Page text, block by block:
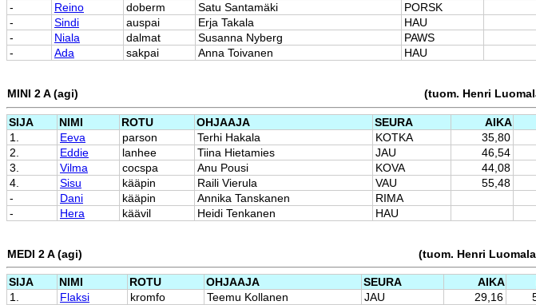
-
Reino doberm Satu Santamäki PORSK
-
Sindi auspai Erja Takala HAU
-
Niala dalmat Susanna Nyberg PAWS
-
Ada sakpai Anna Toivanen HAU
MINI 2 A (agi) (tuom. Henri
SIJA NIMI ROTU OHJAAJA SEURA AIKA
1.
Eeva parson Terhi Hakala KOTKA 35,80
2.
Eddie lanhee Tiina Hietamies JAU 46,54
3.
Vilma cocspa Anu Pousi KOVA 44,08
4.
Sisu kääpin Raili Vierula VAU 55,48
-
Dani kääpin Annika Tanskanen RIMA
-
Hera käävil Heidi Tenkanen HAU
MEDI 2 A (agi) (tuom. Henri
SIJA NIMI ROTU OHJAAJA SEURA AIKA
1.
Flaksi kromfo Teemu Kollanen JAU 29,16